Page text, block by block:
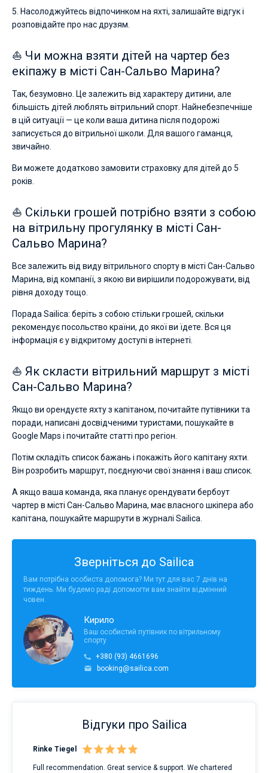
5. Насолоджуйтесь відпочинком на яхті, залишайте відгук і
розповідайте про нас друзям.
⛵ Чи можна взяти дітей на чартер без
екіпажу в місті Сан-Сальво Марина?
Так, безумовно. Це залежить від характеру дитини, але
більшість дітей люблять вітрильний спорт. Найнебезпечніше
в цій ситуації — це коли ваша дитина після подорожі
записується до вітрильної школи. Для вашого гаманця,
звичайно.
Ви можете додатково замовити страховку для дітей до 5
років.
⛵ Скільки грошей потрібно взяти з собою
на вітрильну прогулянку в місті Сан-
Сальво Марина?
Все залежить від виду вітрильного спорту в місті Сан-Сальво
Марина, від компанії, з якою ви вирішили подорожувати, від
рівня доходу тощо.
Порада Sailica: беріть з собою стільки грошей, скільки
рекомендує посольство країни, до якої ви їдете. Вся ця
інформація є у відкритому доступі в інтернеті.
⛵ Як скласти вітрильний маршрут з місті
Сан-Сальво Марина?
Якщо ви орендуєте яхту з капітаном, почитайте путівники та
поради, написані досвідченими туристами, пошукайте в
Google Maps і почитайте статті про регіон.
Потім складіть список бажань і покажіть його капітану яхти.
Він розробить маршрут, поєднуючи свої знання і ваш список.
А якщо ваша команда, яка планує орендувати бербоут
чартер в місті Сан-Сальво Марина, має власного шкіпера або
капітана, пошукайте маршрути в журналі Sailica.
Зверніться до Sailica
Вам потрібна особиста допомога? Ми тут для вас 7 днів на
тиждень. Ми будемо раді допомогти вам знайти відмінний
човен.
Кирило
Ваш особистий путівник по вітрильному
спорту
+380 (93) 4661696
booking@sailica.com
Відгуки про Sailica
Rinke Tiegel
Full recommendation. Great service & support. We chartered